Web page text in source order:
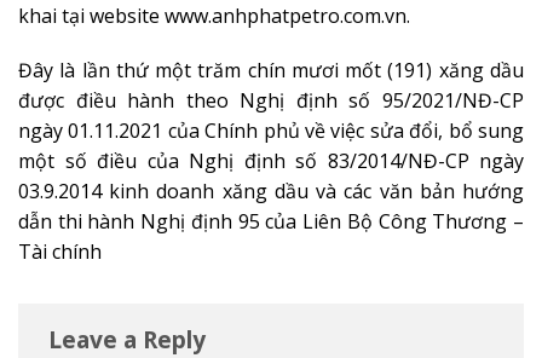
khai tại website www.anhphatpetro.com.vn.
Đây là lần thứ một trăm chín mươi mốt (191) xăng dầu
được điều hành theo Nghị định số 95/2021/NĐ-CP
ngày 01.11.2021 của Chính phủ về việc sửa đổi, bổ sung
một số điều của Nghị định số 83/2014/NĐ-CP ngày
03.9.2014 kinh doanh xăng dầu và các văn bản hướng
dẫn thi hành Nghị định 95 của Liên Bộ Công Thương –
Tài chính
Leave a Reply